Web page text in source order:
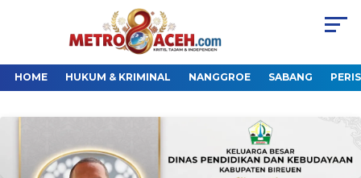
HOME HUKUM & KRIMINAL NANGGROE SABANG